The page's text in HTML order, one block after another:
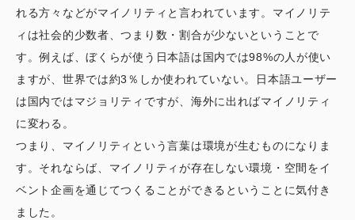
れる方々などがマイノリティと言われています。マイノリテ
ィは社会的少数者、つまり数・割合が少ないということで
す。例えば、ぼくらが使う日本語は国内では98%の人が使い
ますが、世界では約3％しか使われていない。日本語ユーザー
は国内ではマジョリティですが、海外に出ればマイノリティ
に変わる。
つまり、マイノリティという言葉は環境が生むものになりま
す。それならば、マイノリティが存在しない環境・空間をイ
ベント企画を通じてつくることができるということに気付き
ました。